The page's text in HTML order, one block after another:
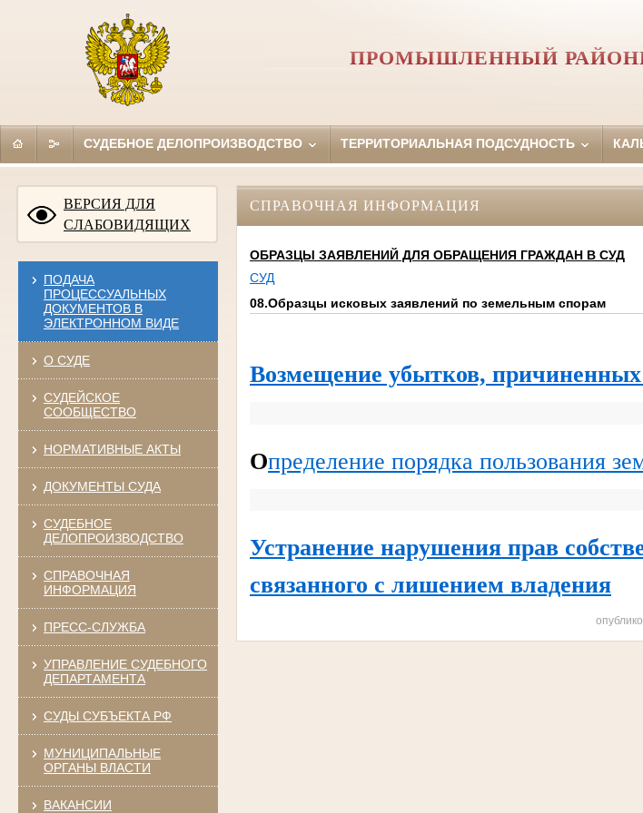
ПРОМЫШЛЕННЫЙ
СУДЕБНОЕ ДЕЛОПРОИЗВОДСТВО ТЕРРИТОРИАЛЬНАЯ ПОДСУДНОСТЬ
ВЕРСИЯ ДЛЯ
СЛАБОВИДЯЩИХ
ПОДАЧА
ПРОЦЕССУАЛЬНЫХ
ДОКУМЕНТОВ В
ЭЛЕКТРОННОМ ВИДЕ
О СУДЕ
СУДЕЙСКОЕ
СООБЩЕСТВО
НОРМАТИВНЫЕ АКТЫ
ДОКУМЕНТЫ СУДА
СУДЕБНОЕ
ДЕЛОПРОИЗВОДСТВО
СПРАВОЧНАЯ
ИНФОРМАЦИЯ
ПРЕСС-СЛУЖБА
УПРАВЛЕНИЕ СУДЕБНОГО
ДЕПАРТАМЕНТА
СУДЫ СУБЪЕКТА РФ
МУНИЦИПАЛЬНЫЕ
ОРГАНЫ ВЛАСТИ
ВАКАНСИИ
СПРАВОЧНАЯ ИНФОРМАЦИЯ
ОБРАЗЦЫ ЗАЯВЛЕНИЙ ДЛЯ ОБРАЩЕНИЯ ГРАЖДАН В СУД
СУД
08.Образцы исковых заявлений по земельным спорам
Возмещение убытков,
Определение порядка пользования
Устранение нарушения прав
связанного с лишением владения